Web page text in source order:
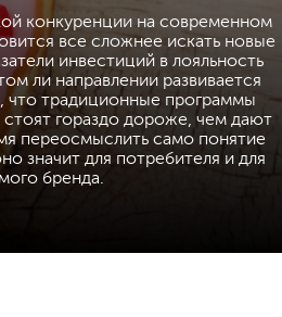
конкуренции на современном
все сложнее искать новые
инвестиций в лояльность
ли направлении развивается
что традиционные программы
стоят гораздо дороже, чем дают
переосмыслить само понятие
значит для потребителя и для
бренда.